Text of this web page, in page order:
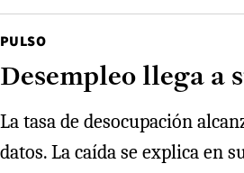
PULSO
Desempleo llega a
La tasa de desocupación
datos. La caída se explica en